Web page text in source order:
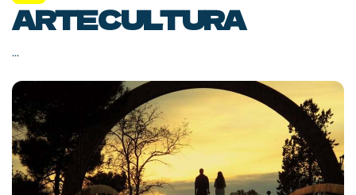
ARTECULTURA
...